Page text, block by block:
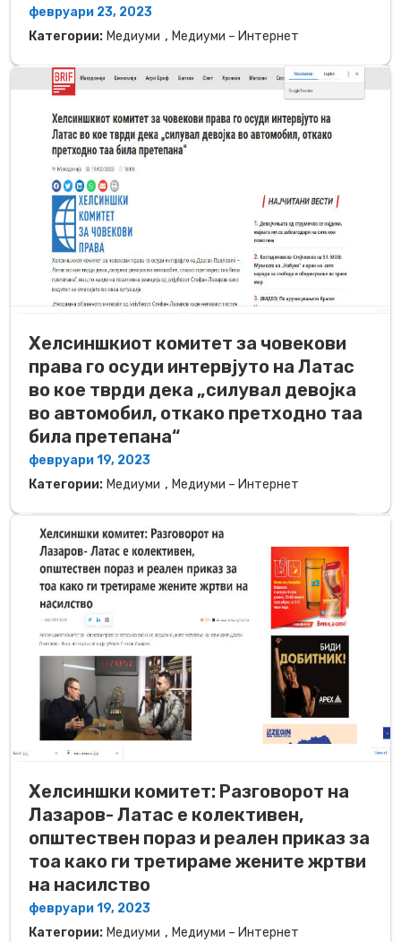
февруари 23, 2023
Категории: Медиуми , Медиуми – Интернет
Хелсиншкиот комитет за човекови
права го осуди интервјуто на Латас
во кое тврди дека „силувал девојка
во автомобил, откако претходно таа
била претепана“
февруари 19, 2023
Категории: Медиуми , Медиуми – Интернет
Хелсиншки комитет: Разговорот на
Лазаров- Латас е колективен,
општествен пораз и реален приказ за
тоа како ги третираме жените жртви
на насилство
февруари 19, 2023
Категории: Медиуми , Медиуми – Интернет